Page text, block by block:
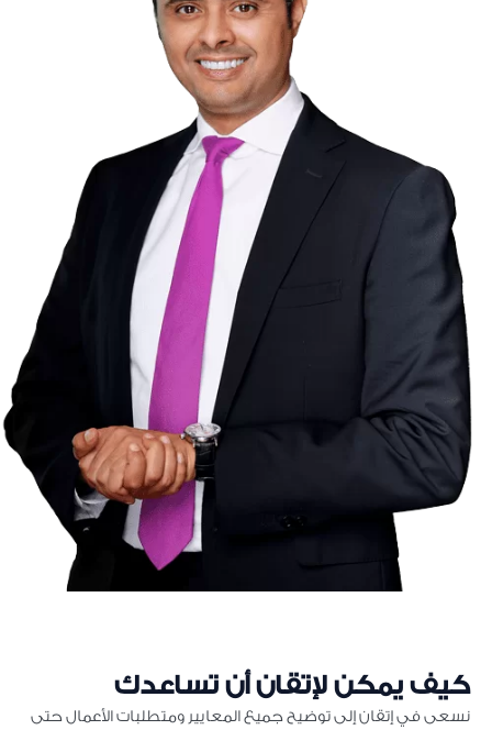
كيف يمكن لإتقان أن تساعدك
نسعى في إتقان إلى توضيح جميع المعايير ومتطلبات الأعمال حتى